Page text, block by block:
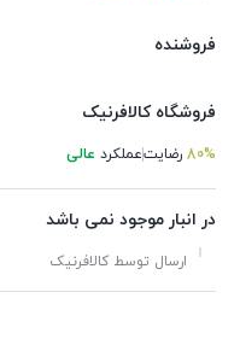
فروشنده
فروشگاه کالافرنیک
80% رضایتعملکرد عالی
در انبار موجود نمی باشد
ارسال توسط کالافرنیک